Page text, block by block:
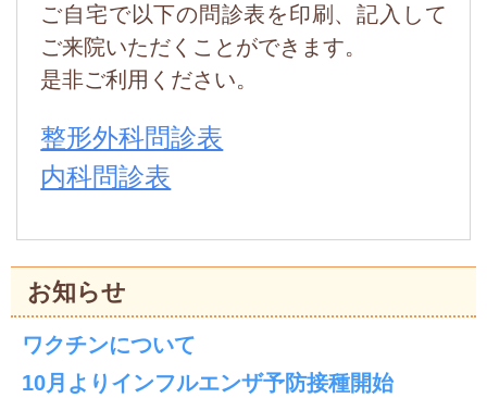
ご自宅で以下の問診表を印刷、記入して
ご来院いただくことができます。
是非ご利用ください。
整形外科問診表
内科問診表
お知らせ
ワクチンについて
10月よりインフルエンザ予防接種開始